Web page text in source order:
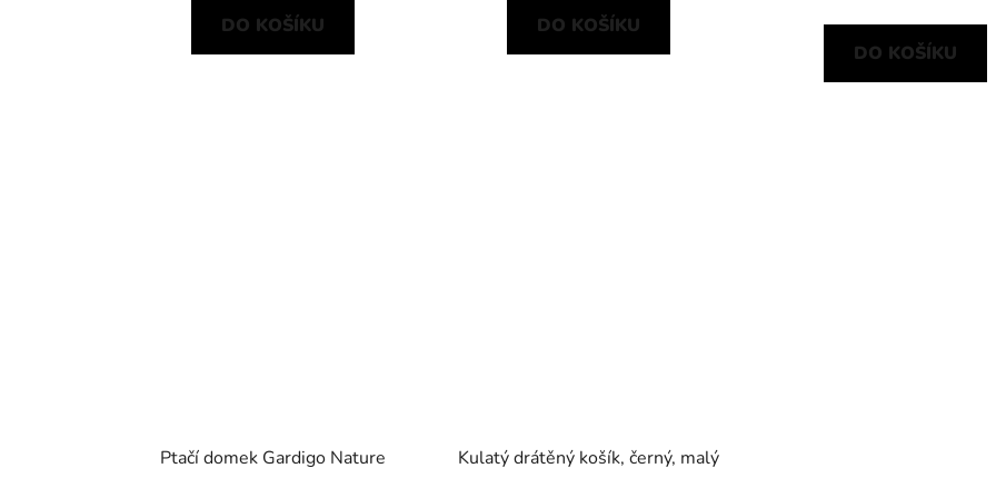
DO KOŠÍKU DO KOŠÍKU
DO KOŠÍKU
Ptačí domek Gardigo Nature Kulatý drátěný košík, černý, malý